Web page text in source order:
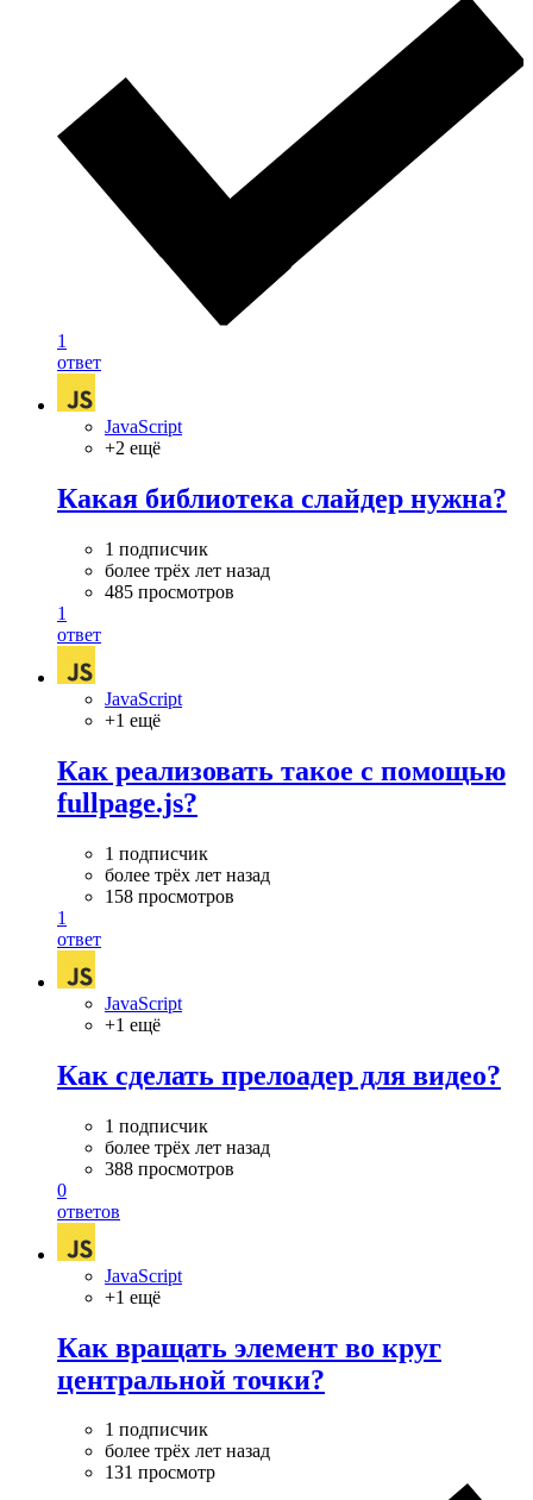
1
ответ
JavaScript
+2 ещё
Какая библиотека слайдер нужна?
1 подписчик
более трёх лет назад
485 просмотров
1
ответ
JavaScript
+1 ещё
Как реализовать такое с помощью
fullpage.js?
1 подписчик
более трёх лет назад
158 просмотров
1
ответ
JavaScript
+1 ещё
Как сделать прелоадер для видео?
1 подписчик
более трёх лет назад
388 просмотров
0
ответов
JavaScript
+1 ещё
Как вращать элемент во круг
центральной точки?
1 подписчик
более трёх лет назад
131 просмотр